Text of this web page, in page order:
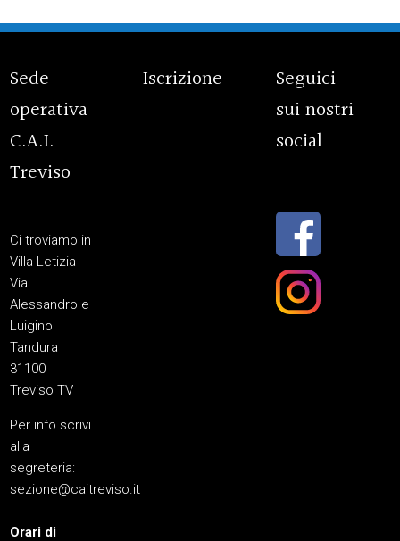
Sede
operativa
C.A.I.
Treviso
Ci troviamo in
Villa Letizia
Via
Alessandro e
Luigino
Tandura
31100
Treviso TV
Per info scrivi
alla
segreteria:
sezione@caitreviso.it
Orari di
Iscrizione
Seguici
sui nostri
social